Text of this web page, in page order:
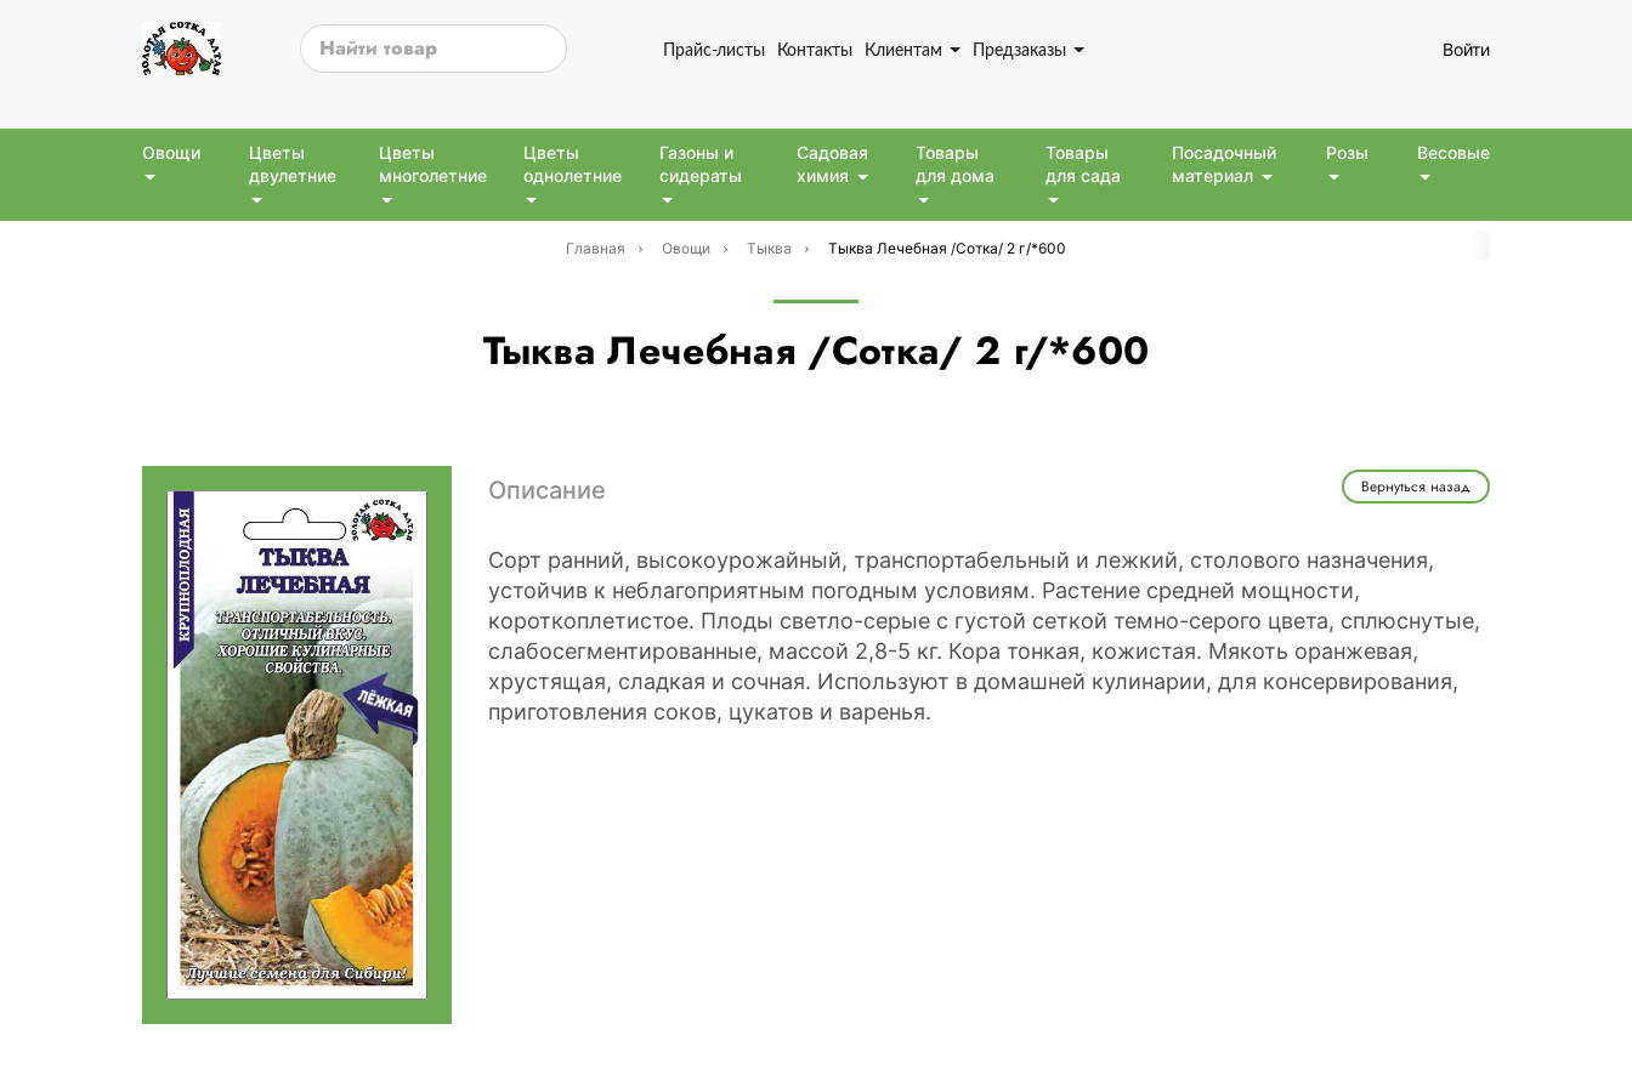
Прайс-листы Контакты Клиентам Предзаказы Войти
Овощи
Цветы
двулетние
Цветы
многолетние
Цветы
однолетние
Газоны и
сидераты
Садовая
химия
Товары
для дома
Товары
для сада
Посадочный
материал
Розы Весовые
Главная Овощи Тыква Тыква Лечебная /Сотка/ 2 г/*600
Тыква Лечебная /Сотка/ 2 г/*600
Вернуться назад
Описание
Сорт ранний, высокоурожайный, транспортабельный и лежкий, столового назначения,
устойчив к неблагоприятным погодным условиям. Растение средней мощности,
короткоплетистое. Плоды светло-серые с густой сеткой темно-серого цвета, сплюснутые,
слабосегментированные, массой 2,8-5 кг. Кора тонкая, кожистая. Мякоть оранжевая,
хрустящая, сладкая и сочная. Используют в домашней кулинарии, для консервирования,
приготовления соков, цукатов и варенья.